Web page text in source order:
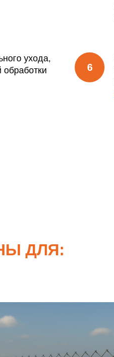
ухода,
обработки
ДЛЯ: